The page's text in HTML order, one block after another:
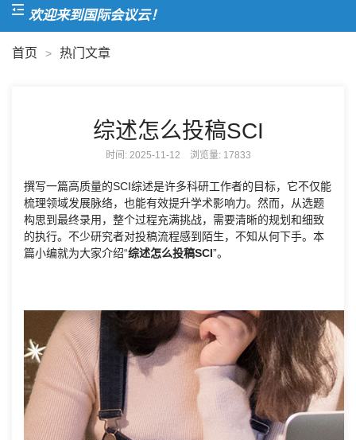
欢迎来到国际会议云！
首页 > 热门文章
综述怎么投稿SCI
时间: 2025-11-12 浏览量: 17833
撰写一篇高质量的SCI综述是许多科研工作者的目标，它不仅能
梳理领域发展脉络，也能有效提升学术影响力。然而，从选题
构思到最终录用，整个过程充满挑战，需要清晰的规划和细致
的执行。不少研究者对投稿流程感到陌生，不知从何下手。本
篇小编就为大家介绍“综述怎么投稿SCI”。